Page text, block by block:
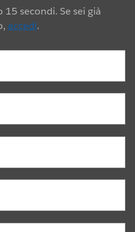
secondi. Se sei già
accedi.